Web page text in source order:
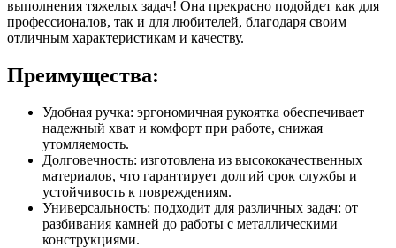
выполнения тяжелых задач! Она прекрасно подойдет как для
профессионалов, так и для любителей, благодаря своим
отличным характеристикам и качеству.
Преимущества:
Удобная ручка: эргономичная рукоятка обеспечивает
надежный хват и комфорт при работе, снижая
утомляемость.
Долговечность: изготовлена из высококачественных
материалов, что гарантирует долгий срок службы и
устойчивость к повреждениям.
Универсальность: подходит для различных задач: от
разбивания камней до работы с металлическими
конструкциями.